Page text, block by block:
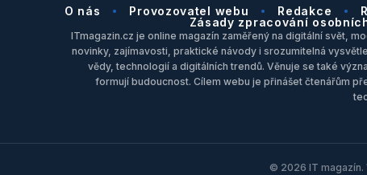
O nás Provozovatel webu Redakce
Zásady zpracování
ITmagazin.cz je online magazín zaměřený na digitální svět,
novinky, zajímavosti, praktické návody i srozumitelná
vědy, technologií a digitálních trendů. Věnuje se také
formují budoucnost. Cílem webu je přinášet čtenářům
© 2026 IT magazín.